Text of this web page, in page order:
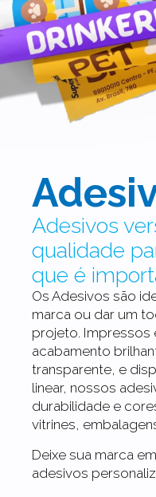
Adesivos
qualidade
que é
Os Adesivos são
marca ou dar um
projeto. Impressos
acabamento
transparente, e
linear, nossos
durabilidade e
vitrines,
Deixe sua marca
adesivos